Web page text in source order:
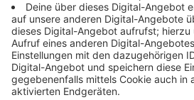
sich erstmal registrieren und die
viel Aufwand anfordern. Dafür
welches Wahlbüro in den USA
liegt es da, wo man zuletzt
man im Ausland geboren wurden,
der Eltern. Sind die